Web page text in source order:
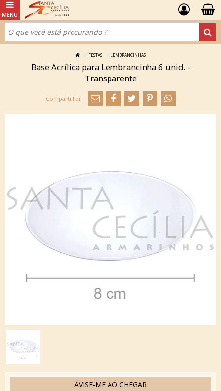
FESTAS LEMBRANCINHAS
Base Acrílica para Lembrancinha 6 unid. -
Transparente
AVISE-ME AO CHEGAR